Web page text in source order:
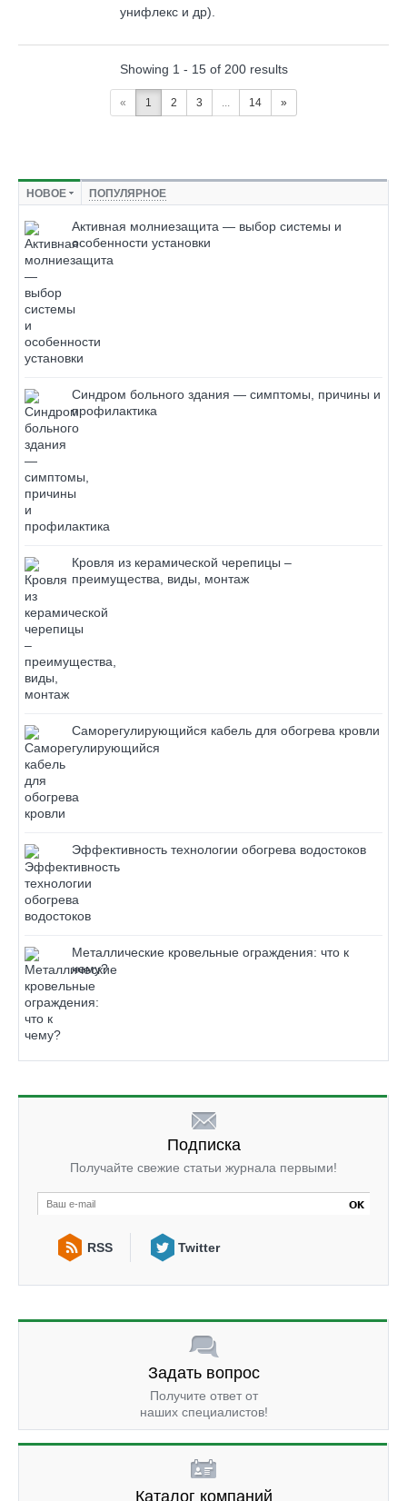
унифлекс и др).
Showing 1 - 15 of 200 results
« 1 2 3 ... 14 »
НОВОЕ ПОПУЛЯРНОЕ
Активная молниезащита — выбор системы и
особенности установки
Синдром больного здания — симптомы, причины и
профилактика
Кровля из керамической черепицы –
преимущества, виды, монтаж
Саморегулирующийся кабель для обогрева кровли
Эффективность технологии обогрева водостоков
Металлические кровельные ограждения: что к
чему?
Подписка
Получайте свежие статьи журнала первыми!
RSS Twitter
Задать вопрос
Получите ответ от
наших специалистов!
Каталог компаний